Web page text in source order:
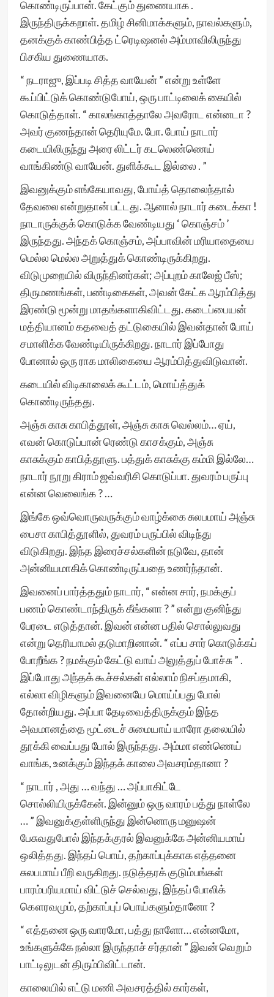
கொண்டிருப்பான். கேட்கும் துணையாக .
இருந்திருக்கறாள். தமிழ் சினிமாக்களும், நாவல்களும்,
தனக்குக் காண்பித்த ட்ரெடிஷனல் அம்மாவிலிருந்து
பிசகிய துணையாக.
“ நடராஜு, இப்படி சித்த வாயேன் ” என்று உள்ளே
கூப்பிட்டுக் கொண்டுபோய், ஒரு பாட்டிலைக் கையில்
கொடுத்தாள். “ காலங்காத்தாலே அவரோட என்னடா ?
அவர் குணந்தான் தெரியுமே. போ. போய் நாடார்
கடையிலிருந்து அரை லிட்டர் கடலெண்ணெய்
வாங்கிண்டு வாயேன். துளிக்கூட இல்லை . ”
இவனுக்கும் எங்கேயாவது, போய்த் தொலைந்தால்
தேவலை என்றுதான் பட்டது. ஆனால் நாடார் கடைக்கா !
நாடாருக்குக் கொடுக்க வேண்டியது ‘ கொஞ்சம் ’
இருந்தது. அந்தக் கொஞ்சம், அப்பாவின் மரியாதையை
மெல்ல மெல்ல அறுத்துக் கொண்டிருக்கிறது.
விடுமுறையில் விருந்தினர்கள்; அப்புறம் காலேஜ் பீஸ்;
திருமணங்கள், பண்டிகைகள், அவன் கேட்க ஆரம்பித்து
இரண்டு மூன்று மாதங்களாகிவிட்டது. கடைப்பையன்
மத்தியானம் கதவைத் தட்டுகையில் இவன்தான் போய்
சமாளிக்க வேண்டியிருக்கிறது. நாடார் இப்போது
போனால் ஒரு ராக மாலிகையை ஆரம்பித்துவிடுவான்.
கடையில் விடிகாலைக் கூட்டம், மொய்த்துக்
கொண்டிருந்தது.
அஞ்சு காசு காபித்தூள், அஞ்சு காசு வெல்லம்… ஏய்,
எவன் கொடுப்பான் ரெண்டு காசக்கும், அஞ்சு
காசுக்கும் காபித்தூளு. பத்துக் காசுக்கு கம்மி இல்லே…
நாடார் நூறு கிராம் ஜவ்வரிசி கொடுப்பா. துவரம் பருப்பு
என்ன வெலைங்க ? …
இங்கே ஒவ்வொருவருக்கும் வாழ்க்கை சுலபமாய் அஞ்சு
பைசா காபித்தூளில், துவரம் பருப்பில் விடிந்து
விடுகிறது. இந்த இரைச்சல்களின் நடுவே, தான்
அன்னியமாகிக் கொண்டிருப்பதை உணர்ந்தான்.
இவனைப் பார்த்ததும் நாடார், “ என்ன சார், நமக்குப்
பணம் கொண்டாந்திருக் கீங்களா ? ” என்று குனிந்து
பேரடை எடுத்தான். இவன் என்ன பதில் சொல்லுவது
என்று தெரியாமல் தடுமாறினான். “ எப்ப சார் கொடுக்கப்
போறீங்க ? நமக்கும் கேட்டு வாய் அலுத்துப் போச்சு ” .
இப்போது அந்தக் கூச்சல்கள் எல்லாம் நிசப்தமாகி,
எல்லா விழிகளும் இவனையே மொய்ப்பது போல்
தோன்றியது. அப்பா தேடிவைத்திருக்கும் இந்த
அவமானத்தை மூட்டைச் சுமையாய் யாரோ தலையில்
தூக்கி வைப்பது போல் இருந்தது. அம்மா எண்ணெய்
வாங்க, உனக்கும் இந்தக் காலை அவசரம்தானா ?
“ நாடார் , அது … வந்து … அப்பாகிட்டே
சொல்லியிருக்கேன். இன்னும் ஒரு வாரம் பத்து நாள்லே
… ” இவனுக்குள்ளிருந்து இன்னொரு மனுஷன்
பேசுவதுபோல் இந்தக்குரல் இவனுக்கே அன்னியமாய்
ஒலித்தது. இந்தப் பொய், தற்காப்புக்காக எத்தனை
சுலபமாய் பீறி வருகிறது. நடுத்தரக் குடும்பங்கள்
பாரம்பரியமாய் விட்டுச் செல்வது, இந்தப் போலிக்
கௌரவமும், தற்காப்புப் பொய்களும்தானோ ?
“ எத்தனை ஒரு வாரமோ, பத்து நாளோ… என்னமோ,
உங்களுக்கே நல்லா இருந்தாச் சர்தான் ” இவன் வெறும்
பாட்டிலுடன் திரும்பிவிட்டான்.
காலையில் எட்டு மணி அவசரத்தில் கார்கள்,